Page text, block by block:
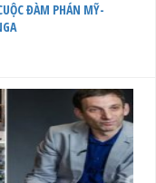
ĐÀM PHÁN MỸ-